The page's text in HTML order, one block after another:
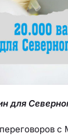
для
переговоров